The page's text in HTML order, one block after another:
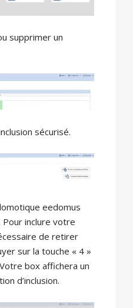
supprimer un
sécurisé.
eedomus
Pour inclure votre
de retirer
sur la touche « 4 »
box affichera un
d’inclusion.